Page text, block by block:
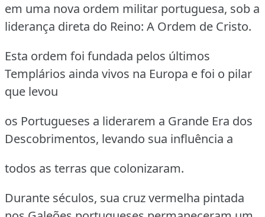
em uma nova ordem militar portuguesa, sob a
liderança direta do Reino: A Ordem de Cristo.
Esta ordem foi fundada pelos últimos
Templários ainda vivos na Europa e foi o pilar
que levou
os Portugueses a liderarem a Grande Era dos
Descobrimentos, levando sua influência a
todos as terras que colonizaram.
Durante séculos, sua cruz vermelha pintada